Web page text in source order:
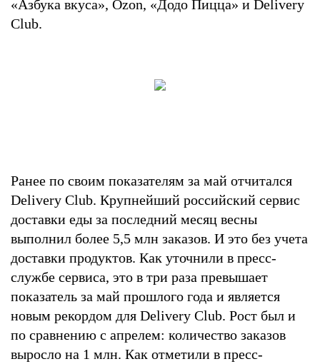
«Азбука вкуса», Ozon, «Додо Пицца» и Delivery
Club.
Ранее по своим показателям за май отчитался
Delivery Club. Крупнейший российский сервис
доставки еды за последний месяц весны
выполнил более 5,5 млн заказов. И это без учета
доставки продуктов. Как уточнили в пресс-
службе сервиса, это в три раза превышает
показатель за май прошлого года и является
новым рекордом для Delivery Club. Рост был и
по сравнению с апрелем: количество заказов
выросло на 1 млн. Как отметили в пресс-